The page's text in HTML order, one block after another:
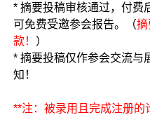
* 摘要投稿审核通过，付费
可免费受邀参会报告。（摘
款！ ）
* 摘要投稿仅作参会交流与
知！
**注：被录用且完成注册